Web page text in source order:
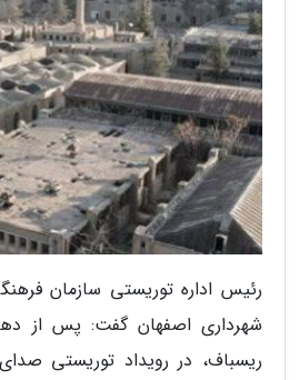
رئیس اداره توریستی سازمان
شهرداری اصفهان گفت: پس از
ریسباف، در رویداد توریستی